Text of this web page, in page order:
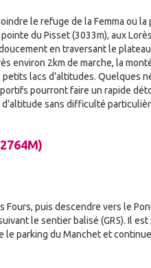
le refuge de la Femma ou
du Pisset (3033m), aux
en traversant le
environ 2km de marche, la
lacs d’altitudes. Quelques
pourront faire un rapide
sans difficulté
Fours, puis descendre vers le
le sentier balisé (GR5). Il
le parking du Manchet et